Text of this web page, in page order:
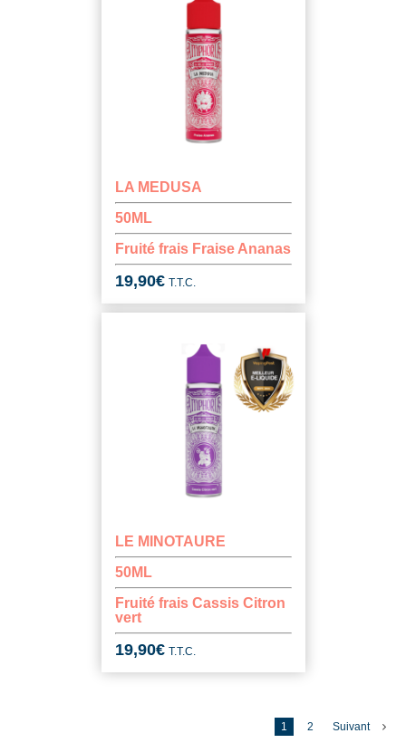
LA MEDUSA
50ML
Fruité frais Fraise Ananas
19,90€ T.T.C.
LE MINOTAURE
50ML
Fruité frais Cassis Citron
vert
19,90€ T.T.C.
1 2 Suivant